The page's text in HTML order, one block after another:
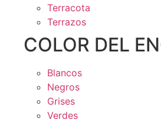
Terracota
Terrazos
COLOR DEL
Blancos
Negros
Grises
Verdes